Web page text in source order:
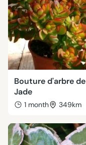
Bouture d'arbre de
Jade
1 month 349km